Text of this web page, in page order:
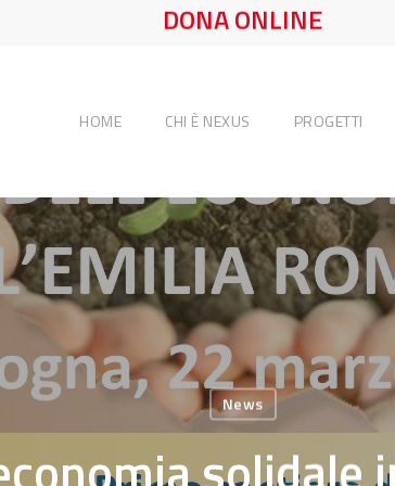
DONA ONLINE
HOME CHI È NEXUS PROGETTI
News